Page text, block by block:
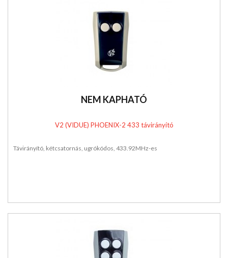
NEM KAPHATÓ
V2 (VIDUE) PHOENIX-2 433 távirányító
Távirányító, kétcsatornás, ugrókódos, 433.92MHz-es